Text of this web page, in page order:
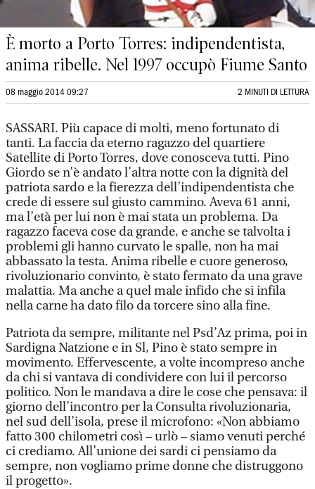
È morto a Porto Torres: indipendentista,
anima ribelle. Nel 1997 occupò Fiume Santo
08 maggio 2014 09:27 2 MINUTI DI LETTURA
SASSARI. Più capace di molti, meno fortunato di
tanti. La faccia da eterno ragazzo del quartiere
Satellite di Porto Torres, dove conosceva tutti. Pino
Giordo se n’è andato l’altra notte con la dignità del
patriota sardo e la fierezza dell’indipendentista che
crede di essere sul giusto cammino. Aveva 61 anni,
ma l’età per lui non è mai stata un problema. Da
ragazzo faceva cose da grande, e anche se talvolta i
problemi gli hanno curvato le spalle, non ha mai
abbassato la testa. Anima ribelle e cuore generoso,
rivoluzionario convinto, è stato fermato da una grave
malattia. Ma anche a quel male infido che si infila
nella carne ha dato filo da torcere sino alla fine.
Patriota da sempre, militante nel Psd’Az prima, poi in
Sardigna Natzione e in Sl, Pino è stato sempre in
movimento. Effervescente, a volte incompreso anche
da chi si vantava di condividere con lui il percorso
politico. Non le mandava a dire le cose che pensava: il
giorno dell’incontro per la Consulta rivoluzionaria,
nel sud dell’isola, prese il microfono: «Non abbiamo
fatto 300 chilometri così – urlò – siamo venuti perché
ci crediamo. All’unione dei sardi ci pensiamo da
sempre, non vogliamo prime donne che distruggono
il progetto».